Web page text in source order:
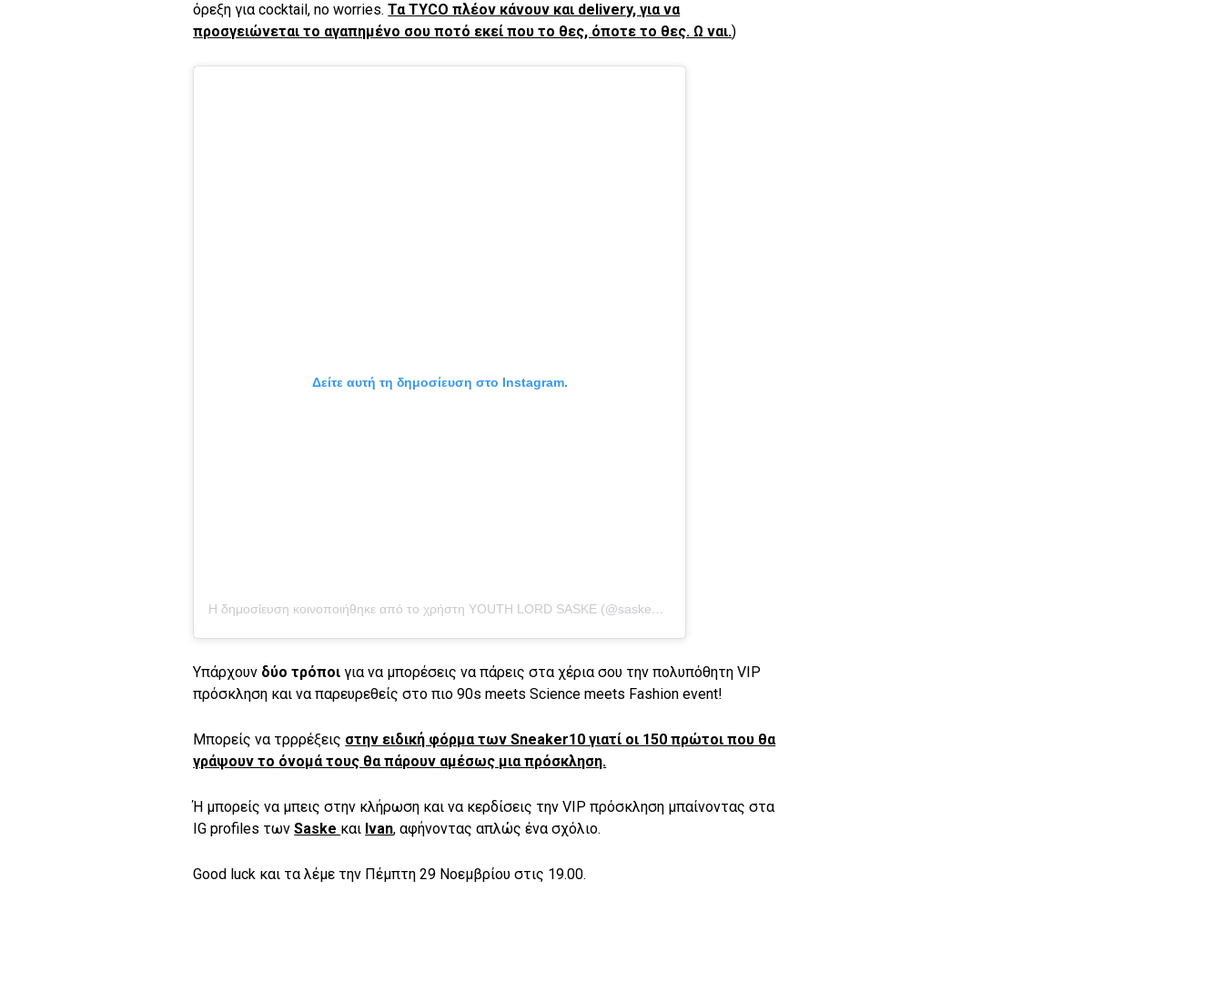
όρεξη για cocktail, no worries.Τα TYCO πλέον κάνουν και delivery, για να
προσγειώνεται το αγαπημένο σου ποτό εκεί που το θες, όποτε το θες. Ω ναι.)
Δείτε αυτή τη δημοσίευση στο Instagram.
Η δημοσίευση κοινοποιήθηκε από το χρήστη YOUTH LORD SASKE (@saskepticism)
Υπάρχουν δύο τρόποι για να μπορέσεις να πάρεις στα χέρια σου την πολυπόθητη VIP
πρόσκληση και να παρευρεθείς στο πιο 90s meets Science meets Fashion event!
Μπορείς να τρρρέξεις στην ειδική φόρμα των Sneaker10 γιατί οι 150 πρώτοι που θα
γράψουν το όνομά τους θα πάρουν αμέσως μια πρόσκληση.
Ή μπορείς να μπεις στην κλήρωση και να κερδίσεις την VIP πρόσκληση μπαίνοντας στα
IG profiles τωνSaske και Ivan, αφήνοντας απλώς ένα σχόλιο.
Good luck και τα λέμε την Πέμπτη 29 Νοεμβρίου στις 19.00.